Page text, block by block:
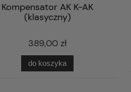
Kompensator AK K-AK
(klasyczny)
389,00 zł
do koszyka